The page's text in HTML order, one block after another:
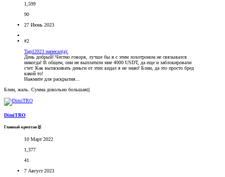
1,599
90
27 Июнь 2023
#2
Tagil2023 написал(а):
День добрый! Честно говоря, лучше бы я с этим лохотроном не связывался
никогда! В общем, они не выплатили мне 4000 USDT, да еще и заблокировали
счет. Как вытаскивать деньги от этих кидал я не знаю! Блин, да это просто бред
какой то!
Нажмите для раскрытия...
Блин, жаль. Сумма довольно большая((
DimiTRO
Главный криптан🥇
10 Март 2022
1,377
41
7 Август 2023